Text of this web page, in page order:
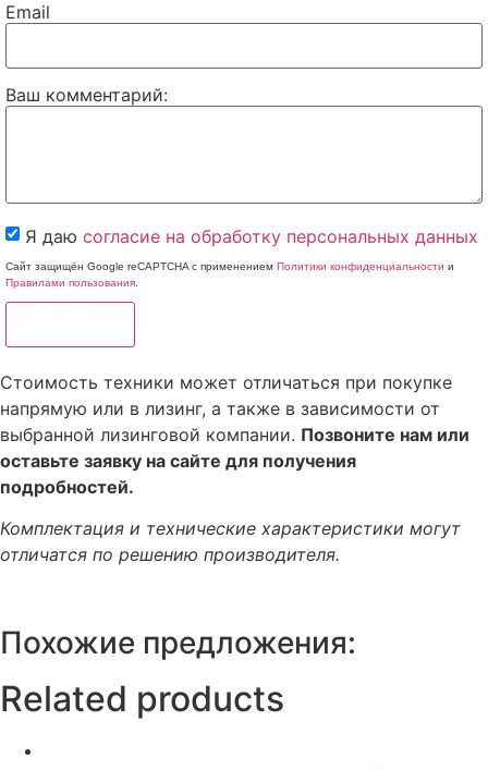
Email
Ваш комментарий:
Я даю согласие на обработку персональных данных
Сайт защищён Google reCAPTCHA с применением Политики конфиденциальности и
Правилами пользования.
Стоимость техники может отличаться при покупке
напрямую или в лизинг, а также в зависимости от
выбранной лизинговой компании. Позвоните нам или
оставьте заявку на сайте для получения
подробностей.
Комплектация и технические характеристики могут
отличатся по решению производителя.
Похожие предложения:
Related products